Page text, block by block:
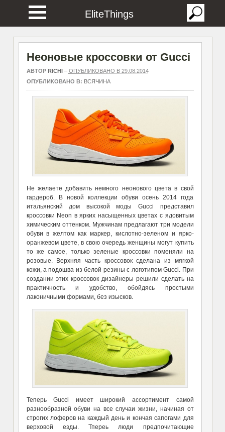
EliteThings
Неоновые кроссовки от Gucci
АВТОР RICHI– ОПУБЛИКОВАНО В 29.08.2014
ОПУБЛИКОВАНО В: ВСЯЧИНА
Не желаете добавить немного неонового цвета в свой
гардероб. В новой коллекции обуви осень 2014 года
итальянский дом высокой моды Gucci представил
кроссовки Neon в ярких насыщенных цветах с ядовитым
химическим оттенком. Мужчинам предлагают три модели
обуви в желтом как маркер, кислотно-зеленом и ярко-
оранжевом цвете, в свою очередь женщины могут купить
то же самое, только зеленые кроссовки поменяли на
розовые. Верхняя часть кроссовок сделана из мягкой
кожи, а подошва из белой резины с логотипом Gucci. При
создании этих кроссовок дизайнеры решили сделать на
практичность и удобство, обойдясь простыми
лаконичными формами, без изысков.
Теперь Gucci имеет широкий ассортимент самой
разнообразной обуви на все случаи жизни, начиная от
строгих лоферов на каждый день и кончая сапогами для
верховой езды. Тпереь люди предпочитающие